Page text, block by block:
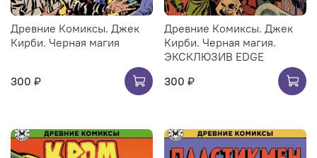
Древние Комиксы. Джек
Кирби. Черная магия
300 ₽
Древние Комиксы. Джек
Кирби. Черная магия.
ЭКСКЛЮЗИВ EDGE
300 ₽